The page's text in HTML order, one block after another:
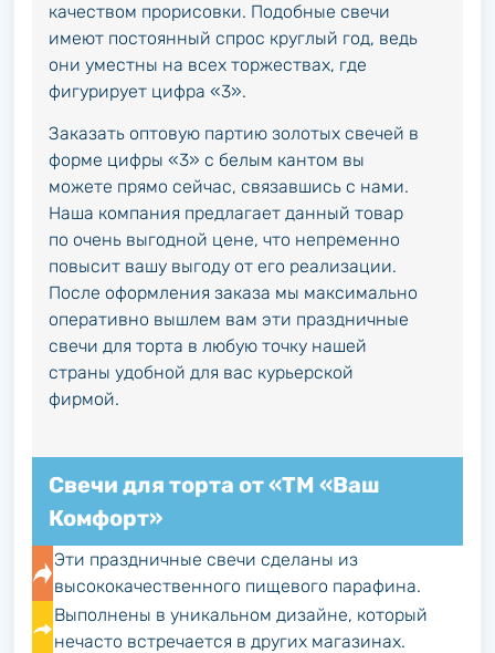
качеством прорисовки. Подобные свечи
имеют постоянный спрос круглый год, ведь
они уместны на всех торжествах, где
фигурирует цифра «3».
Заказать оптовую партию золотых свечей в
форме цифры «3» с белым кантом вы
можете прямо сейчас, связавшись с нами.
Наша компания предлагает данный товар
по очень выгодной цене, что непременно
повысит вашу выгоду от его реализации.
После оформления заказа мы максимально
оперативно вышлем вам эти праздничные
свечи для торта в любую точку нашей
страны удобной для вас курьерской
фирмой.
Свечи для торта от «ТМ «Ваш
Комфорт»
Эти праздничные свечи сделаны из
высококачественного пищевого парафина.
Выполнены в уникальном дизайне, который
нечасто встречается в других магазинах.